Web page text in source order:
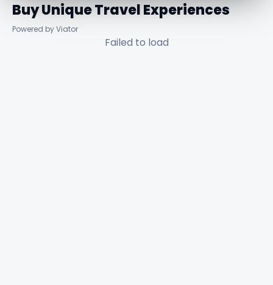
Buy Unique Travel Experiences
Powered by Viator
Failed to load